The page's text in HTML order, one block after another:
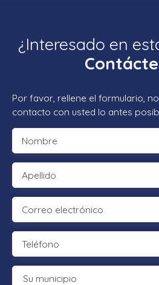
¿Interesado en
Por favor, rellene el formulario,
contacto con usted lo antes
Nombre
Apellido
Correo electrónico
Teléfono
Su municipio